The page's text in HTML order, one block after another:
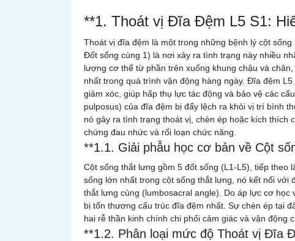
**1. Thoát vị Đĩa Đệm L5 S1:
Thoát vị đĩa đệm là một trong những bệnh lý cột
Đốt sống cùng 1) là nơi xảy ra tình trạng này nhiều
lượng cơ thể từ phần trên xuống khung chậu và
nhất trong quá trình vận động hàng ngày. Đĩa đệm
giảm xóc, giúp hấp thụ lực tác động và bảo vệ các
pulposus) của đĩa đệm bị đẩy lệch ra khỏi vị trí bình
nó gây ra tình trạng thoát vị, chèn ép hoặc kích thích
chứng đau nhức và rối loạn chức năng.
**1.1. Giải phẫu học cơ bản về Cột
Cột sống thắt lưng gồm 5 đốt sống (L1-L5), tiếp
sống lớn nhất trong cột sống thắt lưng, nó kết nối với
thắt lưng cùng (lumbosacral angle). Do áp lực cơ
bị tổn thương cấu trúc đĩa đệm nhất. Sự chèn ép tại
hai rễ thần kinh chính chi phối cảm giác và vận động
**1.2. Phân loại mức độ Thoát vị Đĩa